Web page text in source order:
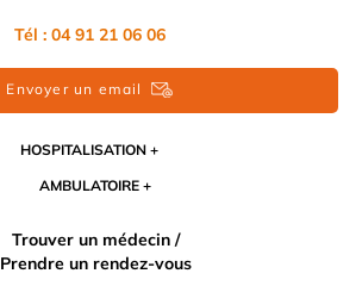
Tél : 04 91 21 06 06
Envoyer un email
HOSPITALISATION
AMBULATOIRE
Trouver un médecin /
Prendre un rendez-vous